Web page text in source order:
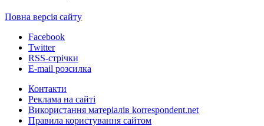
Повна версія сайту
Facebook
Twitter
RSS-стрічки
E-mail розсилка
Контакти
Реклама на сайті
Використання матеріалів korrespondent.net
Правила користування сайтом